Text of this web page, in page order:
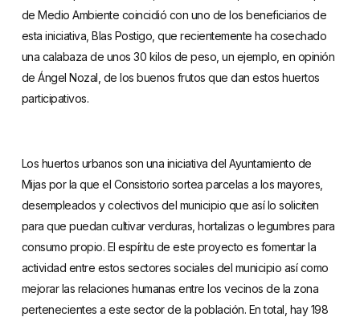
de Medio Ambiente coincidió con uno de los beneficiarios de
esta iniciativa, Blas Postigo, que recientemente ha cosechado
una calabaza de unos 30 kilos de peso, un ejemplo, en opinión
de Ángel Nozal, de los buenos frutos que dan estos huertos
participativos.
Los huertos urbanos son una iniciativa del Ayuntamiento de
Mijas por la que el Consistorio sortea parcelas a los mayores,
desempleados y colectivos del municipio que así lo soliciten
para que puedan cultivar verduras, hortalizas o legumbres para
consumo propio. El espíritu de este proyecto es fomentar la
actividad entre estos sectores sociales del municipio así como
mejorar las relaciones humanas entre los vecinos de la zona
pertenecientes a este sector de la población. En total, hay 198